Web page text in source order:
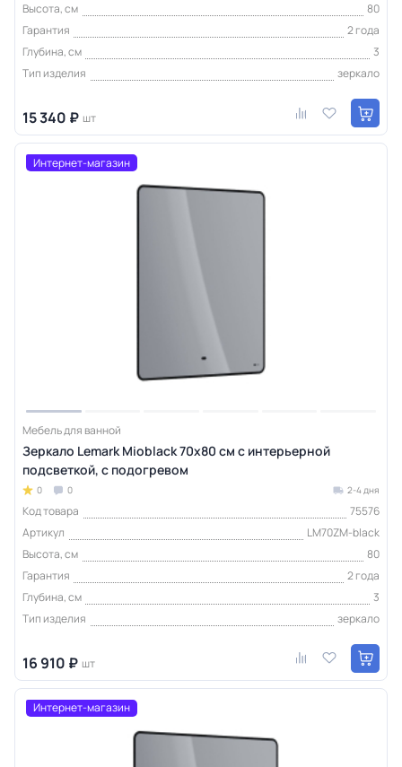
Высота, см
80
Гарантия
2 года
Глубина, см
3
Тип изделия
зеркало
15 340 ₽ шт
Интернет-магазин
Мебель для ванной
Зеркало Lemark Mioblack 70х80 см с интерьерной
подсветкой, с подогревом
0 0 2-4 дня
Код товара
75576
Артикул
LM70ZM-black
Высота, см
80
Гарантия
2 года
Глубина, см
3
Тип изделия
зеркало
16 910 ₽ шт
Интернет-магазин